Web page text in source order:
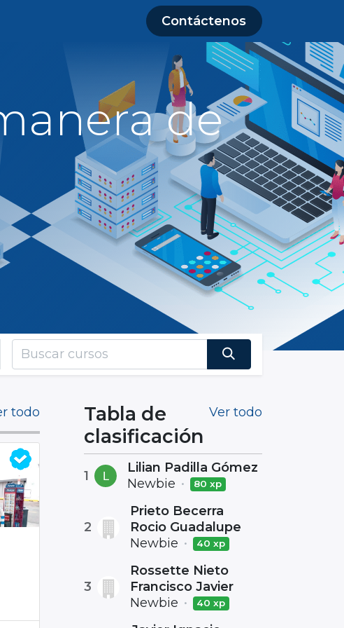
Contáctenos
de
Ver todo
Tabla de
clasificación
1
Lilian Padilla Gómez
Newbie • 80 xp
2
Prieto Becerra
Rocio Guadalupe
Newbie • 40 xp
3
Rossette Nieto
Francisco Javier
Newbie • 40 xp
todo